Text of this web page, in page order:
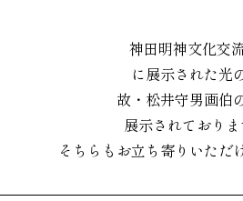
神田明神文化交
に展示された光
故・松井守男画伯
展示されており
そちらもお立ち寄りいただ